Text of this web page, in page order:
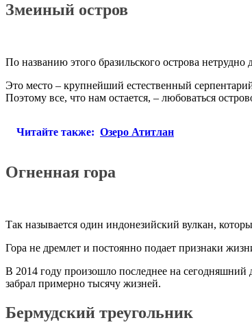
Змеиный остров
По названию этого бразильского острова нетрудно
Это место – крупнейший естественный
Поэтому все, что нам остается, – любоваться
Читайте также: Озеро Атитлан
Огненная гора
Так называется один индонезийский вулкан,
Гора не дремлет и постоянно подает признаки
В 2014 году произошло последнее на сегодняшний
забрал примерно тысячу жизней.
Бермудский треугольник